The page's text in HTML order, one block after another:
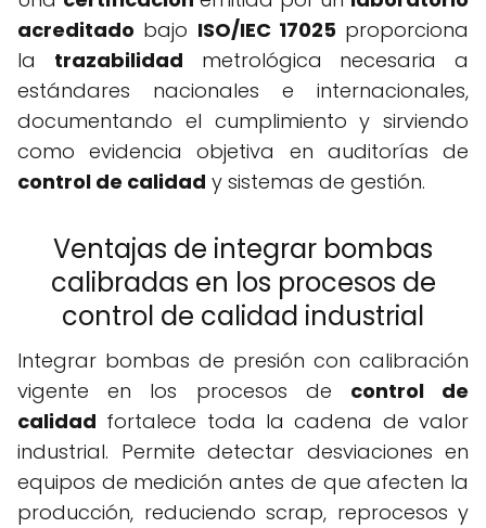
acreditado bajo ISO/IEC 17025proporciona
la trazabilidad metrológica necesaria a
estándares nacionales e internacionales,
documentando el cumplimiento y sirviendo
como evidencia objetiva en auditorías de
control de calidad y sistemas de gestión.
Ventajas de integrar bombas
calibradas en los procesos de
control de calidad industrial
Integrar bombas de presión con calibración
vigente en los procesos de control de
calidad fortalece toda la cadena de valor
industrial. Permite detectar desviaciones en
equipos de medición antes de que afecten la
producción, reduciendo scrap, reprocesos y